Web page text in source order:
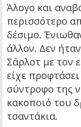
Άλογο και
περισσότερο
δέσιμο.
άλλον. Δεν
Σάρλοτ με τον
είχε
σύντροφο της
κακοποιό του
τσαντάκια.